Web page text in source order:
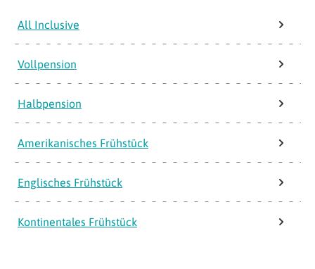
All Inclusive
Vollpension
Halbpension
Amerikanisches Frühstück
Englisches Frühstück
Kontinentales Frühstück